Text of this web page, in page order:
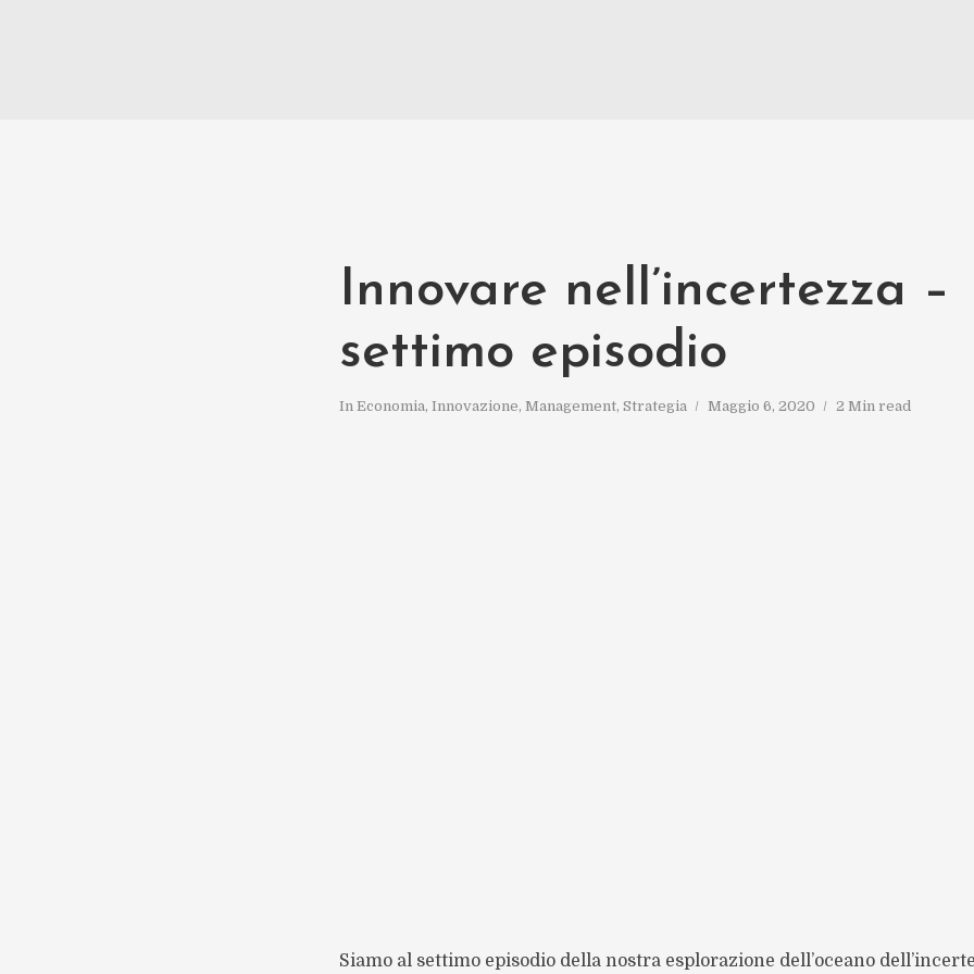
Innovare nell’incertezza –
settimo episodio
In Economia, Innovazione, Management, Strategia Maggio 6, 2020 2 Min read
Siamo al settimo episodio della nostra esplorazione dell’oceano